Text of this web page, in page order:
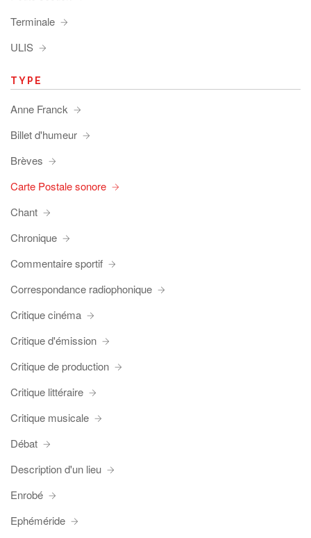
Terminale
ULIS
TYPE
Anne Franck
Billet d'humeur
Brèves
Carte Postale sonore
Chant
Chronique
Commentaire sportif
Correspondance radiophonique
Critique cinéma
Critique d'émission
Critique de production
Critique littéraire
Critique musicale
Débat
Description d'un lieu
Enrobé
Ephéméride